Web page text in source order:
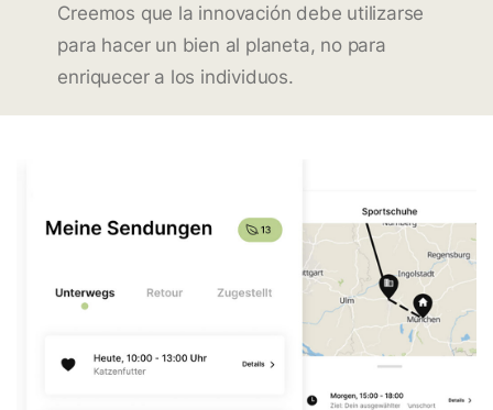
Creemos que la innovación debe utilizarse
para hacer un bien al planeta, no para
enriquecer a los individuos.